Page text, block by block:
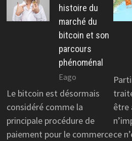
histoire du
marché du
bitcoin et son
parcours
phénoménal
Eago
Le bitcoin est désormais
considéré comme la
principale procédure de
paiement pour le commerce
être
ce